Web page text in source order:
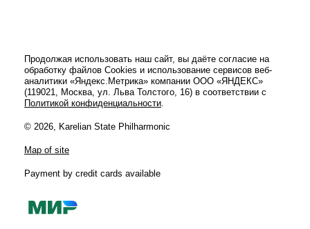
Продолжая использовать наш сайт, вы даёте согласие на
обработку файлов Cookies и использование сервисов веб-
аналитики «Яндекс.Метрика» компании ООО «ЯНДЕКС»
(119021, Москва, ул. Льва Толстого, 16) в соответствии с
Политикой конфиденциальности.
© 2026, Karelian State Philharmonic
Map of site
Payment by credit cards available